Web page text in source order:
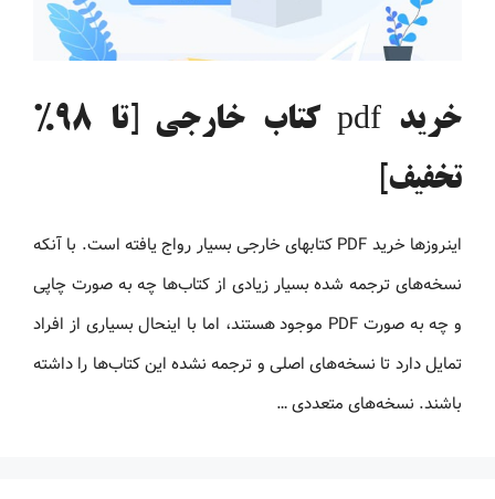
خرید pdf کتاب خارجی [تا 98%
تخفیف]
اینروزها خرید PDF کتاب‎های خارجی بسیار رواج یافته است. با آنکه
نسخه‌های ترجمه شده بسیار زیادی از کتاب‌ها چه به صورت چاپی
و چه به صورت PDF موجود هستند، اما با اینحال بسیاری از افراد
تمایل دارد تا نسخه‌های اصلی و ترجمه نشده این کتاب‌ها را داشته
باشند. نسخه‌های متعددی …